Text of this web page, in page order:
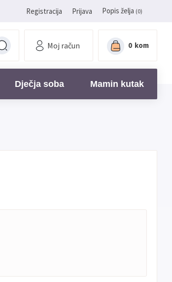
Registracija Prijava Popis želja (0)
Moj račun 0 kom
Dječja soba Mamin kutak